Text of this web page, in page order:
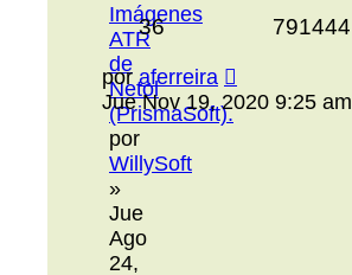
Imágenes
ATR
de
Netol
(PrismaSoft).
por
WillySoft
»
Jue
Ago
24,
36 791444
poraferreira
Jue Nov 19, 2020 9:25 am